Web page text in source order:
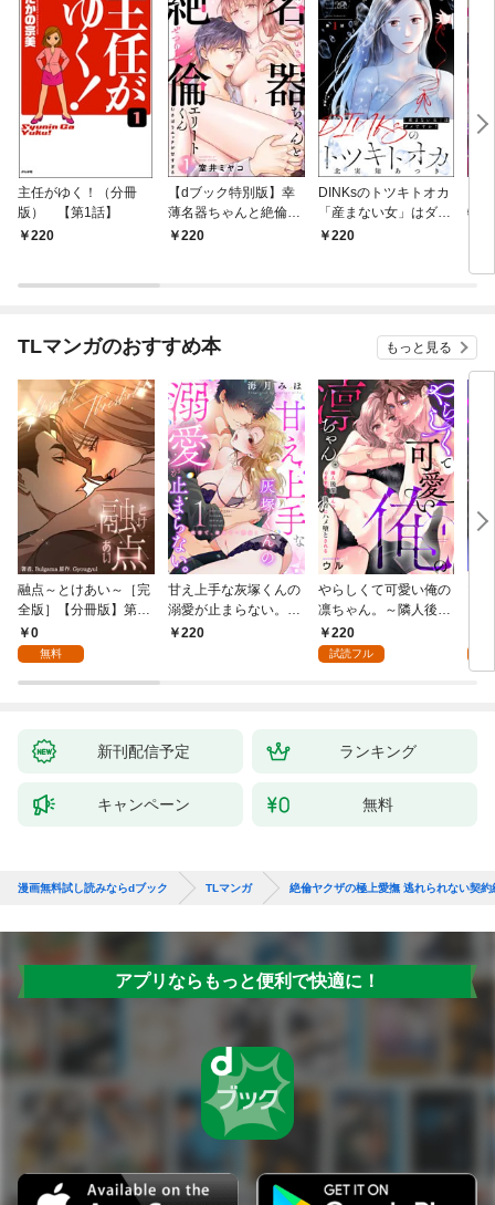
主任がゆく！（分冊
版） 【第1話】
220
【dブック特別版】幸
薄名器ちゃんと絶倫エ
リートくん むさぼりエ
220
DINKsのトツキトオカ
「産まない女」はダメ
ですか？（分冊版）
220
物
話】
TLマンガのおすすめ本 もっと見る
融点～とけあい～［完
全版］【分冊版】第1
話0
無料
甘え上手な灰塚くんの
溺愛が止まらない。純
情で、健気で…絶倫！
220
やらしくて可愛い俺の
凛ちゃん。～隣人後輩
くんのイキすぎた執着
にハメ堕とされる～(1)
220
試読フル
ま
～
新刊配信予定 ランキング
キャンペーン 無料
漫画無料試し読みならdブック TLマンガ 絶倫ヤクザの極上愛撫 逃れられない契約
アプリならもっと便利で快適に！